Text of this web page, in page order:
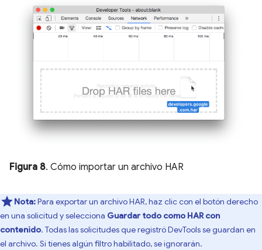
Figura 8. Cómo importar un archivo HAR
Nota:Para exportar un archivo HAR, haz clic con el botón derecho
en una solicitud y selecciona Guardar todo como HAR con
contenido. Todas las solicitudes que registró DevTools se guardan en
el archivo. Si tienes algún filtro habilitado, se ignorarán.